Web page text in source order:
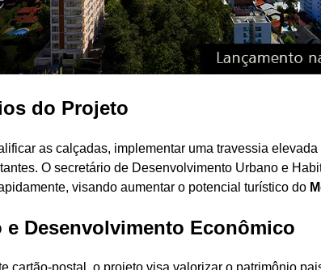
do Projeto
as calçadas, implementar uma travessia
O secretário de Desenvolvimento Urbano e
visando aumentar o potencial turístico do
Desenvolvimento Econômico